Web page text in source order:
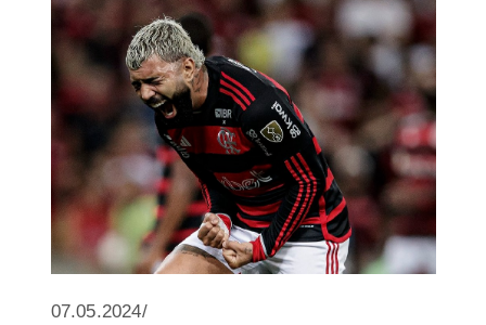
07.05.2024/